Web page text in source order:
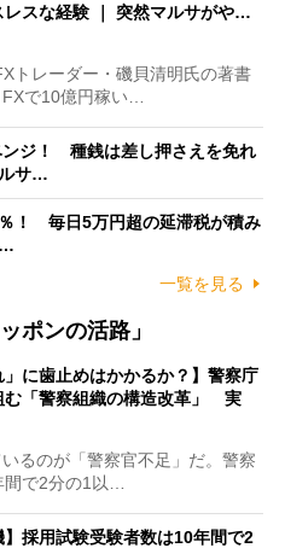
レスな経験 ｜ 突然マルサがや…
トレーダー・磯貝清明氏の著書
で10億円稼い…
ンジ！ 種銭は差し押さえを免れ
サ…
！ 毎日5万円超の延滞税が積み
…
一覧を見る
ポンの活路」
」に歯止めはかかるか？】警察庁
む「警察組織の構造改革」 実
るのが「警察官不足」だ。警察
で2分の1以…
】採用試験受験者数は10年間で2